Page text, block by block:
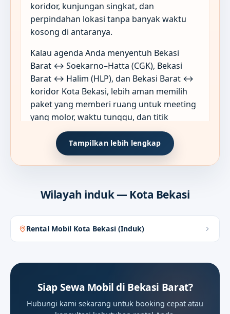
koridor, kunjungan singkat, dan
perpindahan lokasi tanpa banyak waktu
kosong di antaranya.
Kalau agenda Anda menyentuh Bekasi
Barat ↔ Soekarno–Hatta (CGK), Bekasi
Barat ↔ Halim (HLP), dan Bekasi Barat ↔
koridor Kota Bekasi, lebih aman memilih
paket yang memberi ruang untuk meeting
yang molor, waktu tunggu, dan titik
singgah tambahan sejak briefing awal.
akal untuk agenda kerja
Di Bekasi Barat, format seperti Antar-
Jemput dan Sewa Harian 12/24 Jam
kaku.
Tampilkan lebih lengkap
Wilayah induk — Kota Bekasi
Rental Mobil Kota Bekasi (Induk)
Siap Sewa Mobil di Bekasi Barat?
Hubungi kami sekarang untuk booking cepat atau